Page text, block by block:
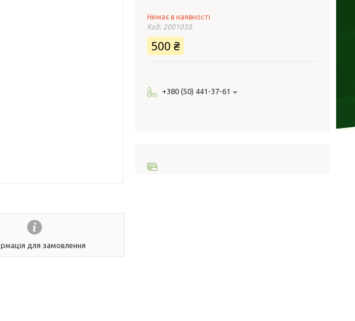
для замовлення
Немає в наявності
Код: 2001038
500 ₴
+380 (50) 441-37-61